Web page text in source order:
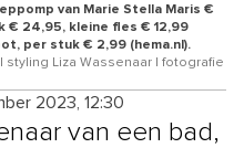
van Marie Stella Maris €
€ 24,95, kleine fles € 12,99
per stuk € 2,99 (hema.nl).
styling Liza Wassenaar | fotografie
2023, 12:30
van een bad,